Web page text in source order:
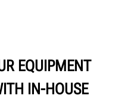
EQUIPMENT
IN-HOUSE